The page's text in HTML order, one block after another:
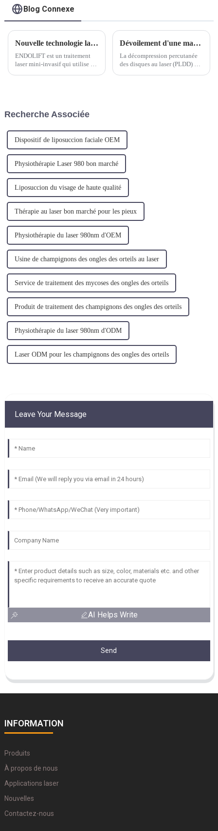
Blog Connexe
Nouvelle technologie laser de lifting
ENDOLIFT est un traitement
laser mini-invasif qui utilise un
superfi...
Dévoilement d'une machine laser à diode révolutionnaire de 1470 nm pour PLDD
La décompression percutanée
des disques au laser (PLDD) est
Recherche Associée
Dispositif de liposuccion faciale OEM
Physiothérapie Laser 980 bon marché
Liposuccion du visage de haute qualité
Thérapie au laser bon marché pour les pieux
Physiothérapie du laser 980nm d'OEM
Usine de champignons des ongles des orteils au laser
Service de traitement des mycoses des ongles des orteils
Produit de traitement des champignons des ongles des orteils
Physiothérapie du laser 980nm d'ODM
Laser ODM pour les champignons des ongles des orteils
Leave Your Message
AI Helps Write
Send
INFORMATION
Produits
À propos de nous
Applications laser
Nouvelles
Contactez-nous